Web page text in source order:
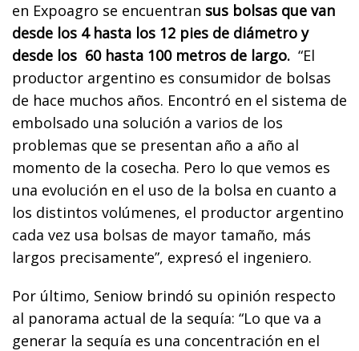
en Expoagro se encuentran sus bolsas que van
desde los 4 hasta los 12 pies de diámetro y
desde los 60 hasta 100 metros de largo. “El
productor argentino es consumidor de bolsas
de hace muchos años. Encontró en el sistema de
embolsado una solución a varios de los
problemas que se presentan año a año al
momento de la cosecha. Pero lo que vemos es
una evolución en el uso de la bolsa en cuanto a
los distintos volúmenes, el productor argentino
cada vez usa bolsas de mayor tamaño, más
largos precisamente”, expresó el ingeniero.
Por último, Seniow brindó su opinión respecto
al panorama actual de la sequía: “Lo que va a
generar la sequía es una concentración en el